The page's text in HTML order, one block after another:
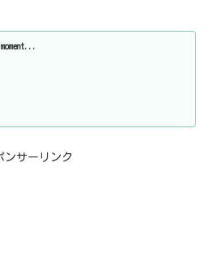
ンサーリンク